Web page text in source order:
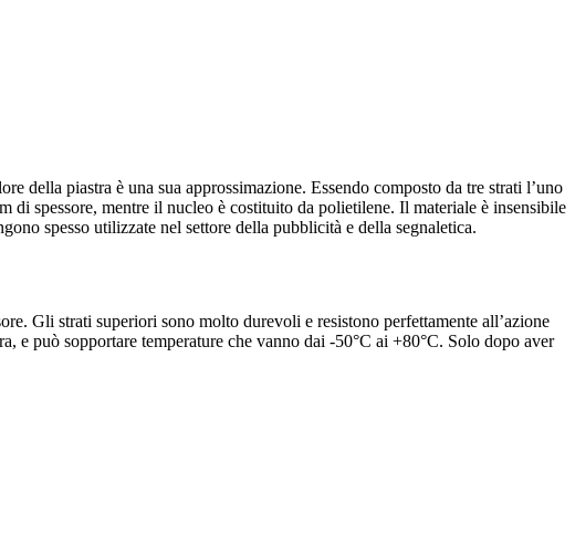
piastra è una sua approssimazione. Essendo composto da tre strati l’uno
spessore, mentre il nucleo è costituito da polietilene. Il materiale è insensibile
spesso utilizzate nel settore della pubblicità e della segnaletica.
Gli strati superiori sono molto durevoli e resistono perfettamente all’azione
può sopportare temperature che vanno dai -50°C ai +80°C. Solo dopo aver